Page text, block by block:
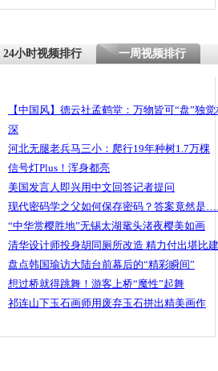
24小时视频排行 一周视频排行
【中国风】德云社孟鹤堂：万物皆可“盘”独
深
河北无腿老兵马三小：爬行19年种树1.7万棵
信号灯Plus！浑身都亮
美国发言人即兴用中文回答记者提问
现代密码学之父如何保存密码？答案竟然是
“中华赏樱胜地”无锡太湖鼋头渚夜樱美如画
清华设计师投身胡同厕所改造 精力付出堪比
盘点韩国瑜访大陆台前幕后的“精彩瞬间”
想过桥就得跳舞！游客上桥“魔性”起舞
祁连山下玉石画师用废弃玉石拼出精美画作